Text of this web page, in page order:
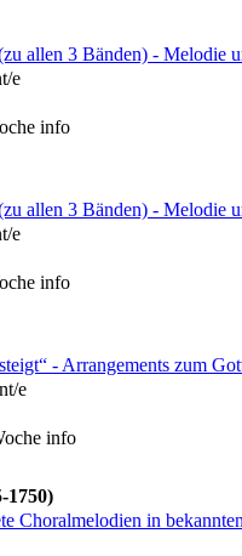
allen 3 Bänden) - Melodie
e
info
allen 3 Bänden) - Melodie
e
info
- Arrangements zum
e
info
1750)
Choralmelodien in